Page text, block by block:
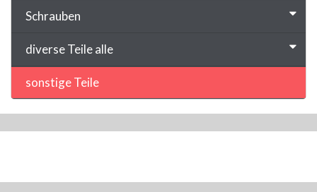
Schrauben
diverse Teile alle
sonstige Teile